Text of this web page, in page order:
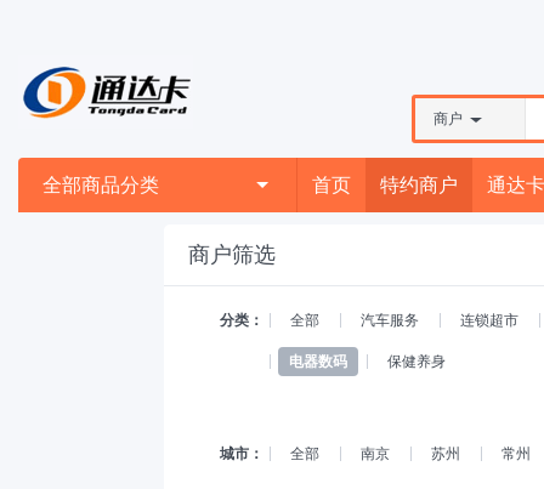
商户
全部商品分类 首页 特约商户 通达卡
商户筛选
分类： 全部 汽车服务 连锁超市
电器数码 保健养身
城市： 全部 南京 苏州 常州